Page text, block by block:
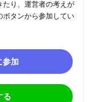
たり、運営者の考えが
ボタンから参加してい
参加
る